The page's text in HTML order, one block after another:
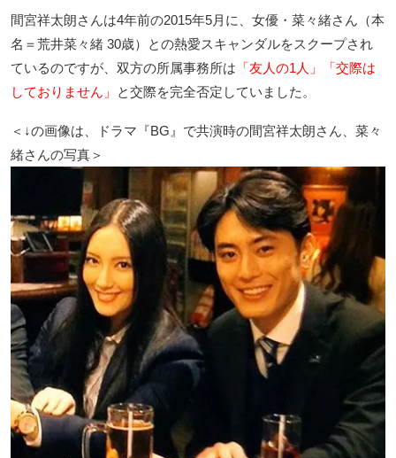
間宮祥太朗さんは4年前の2015年5月に、女優・菜々緒さん（本
名＝荒井菜々緒 30歳）との熱愛スキャンダルをスクープされ
ているのですが、双方の所属事務所は 「友人の1人」「交際は
しておりません」
と交際を完全否定していました。
＜↓の画像は、ドラマ『BG』で共演時の間宮祥太朗さん、菜々
緒さんの写真＞